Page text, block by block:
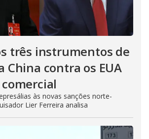
três instrumentos de
China contra os EUA
às novas sanções norte-
Lier Ferreira analisa